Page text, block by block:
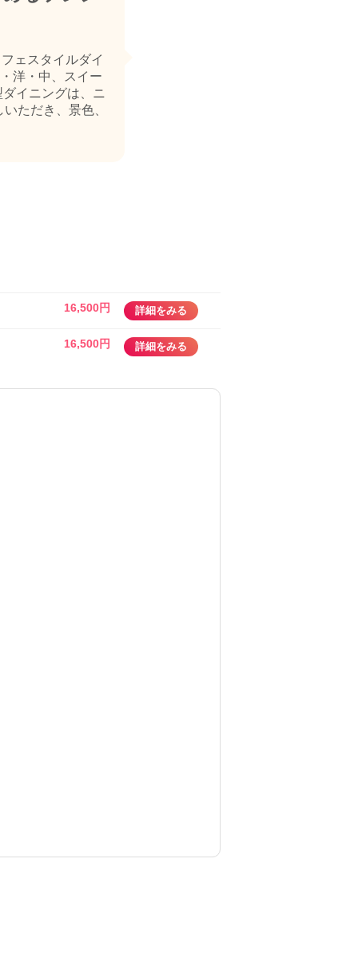
ェスタイルダイ
洋・中、スイー
イニングは、ニ
ただき、景色、
16,500円 詳細をみる
16,500円 詳細をみる